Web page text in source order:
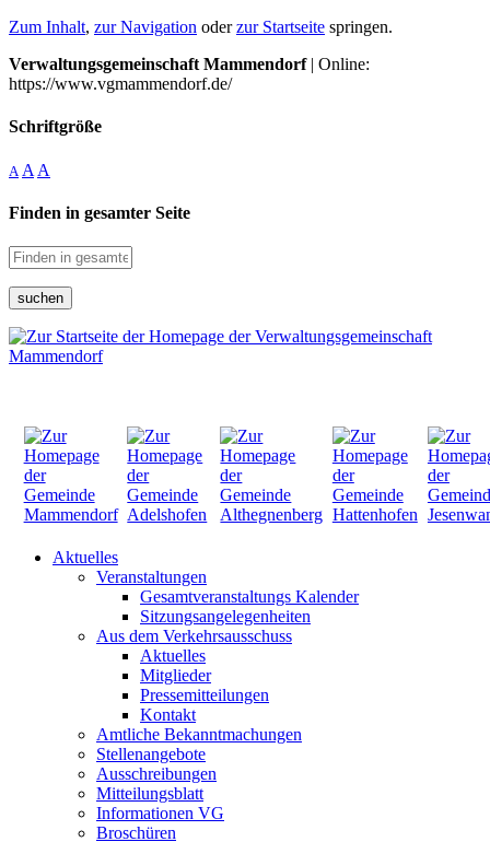
Zum Inhalt, zur Navigation oderzur Startseite springen.
Verwaltungsgemeinschaft Mammendorf| Online:
https://www.vgmammendorf.de/
Schriftgröße
A A A
Finden in gesamter Seite
suchen
Aktuelles
Veranstaltungen
Gesamtveranstaltungs Kalender
Sitzungsangelegenheiten
Aus dem Verkehrsausschuss
Aktuelles
Mitglieder
Pressemitteilungen
Kontakt
Amtliche Bekanntmachungen
Stellenangebote
Ausschreibungen
Mitteilungsblatt
Informationen VG
Broschüren